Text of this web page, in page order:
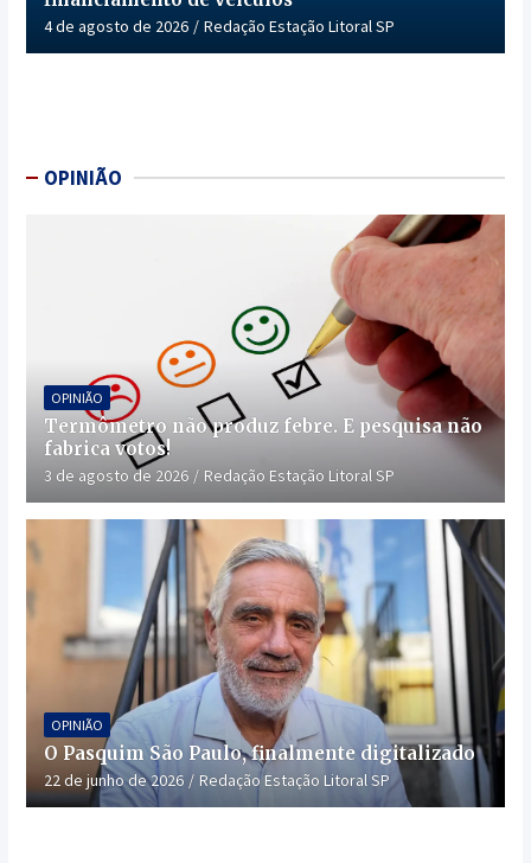
4 de agosto de 2026 Redação Estação Litoral SP
OPINIÃO
OPINIÃO
Termômetro não produz febre. E pesquisa não
fabrica votos!
3 de agosto de 2026 Redação Estação Litoral SP
OPINIÃO
O Pasquim São Paulo, finalmente digitalizado
22 de junho de 2026 Redação Estação Litoral SP